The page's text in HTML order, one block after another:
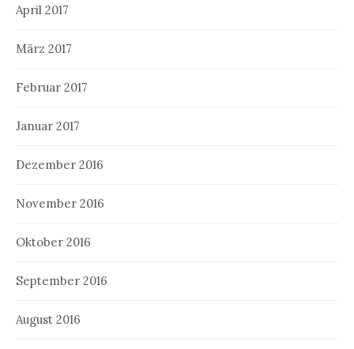
April 2017
März 2017
Februar 2017
Januar 2017
Dezember 2016
November 2016
Oktober 2016
September 2016
August 2016